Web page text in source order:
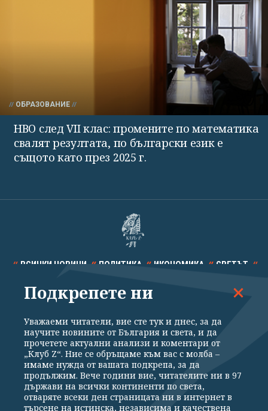
ОБРАЗОВАНИЕ
НВО след VII клас: промените по математика
свалят резултата, по български език е
същото като през 2025 г.
ВСИЧКИ НОВИНИ ПОЛИТИКА ИКОНОМИКА СВЕТЪТ
СПОРТ КУЛТУРА ТЕХНОЛОГИИ КАЛЕЙДОСКОП
Общи условия
Политика за поверителност
Реклама
Партньори Контакти
За Клуб Z
Подкрепете ни
Уважаеми читатели, вие сте тук и днес, за да
научите новините от България и света, и да
прочетете актуални анализи и коментари от
„Клуб Z“. Ние се обръщаме към вас с молба –
имаме нужда от вашата подкрепа, за да
продължим. Вече години вие, читателите ни в 97
държави на всички континенти по света,
отваряте всеки ден страницата ни в интернет в
търсене на истинска, независима и качествена